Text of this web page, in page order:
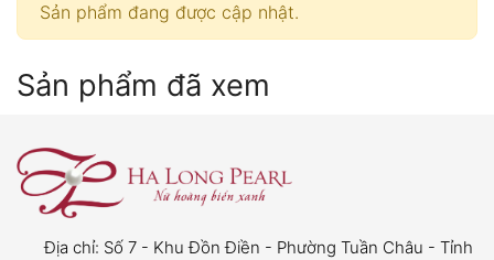
Sản phẩm đang được cập nhật.
Sản phẩm đã xem
Địa chỉ: Số 7 - Khu Đồn Điền - Phường Tuần Châu - Tỉnh